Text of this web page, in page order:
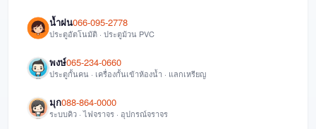
น้ำฝน066-095-2778
ประตูอัตโนมัติ · ประตูม้วน PVC
พงษ์065-234-0660
ประตูกั้นคน · เครื่องกั้นเข้าห้องน้ำ · แลกเหรียญ
มุก088-864-0000
ระบบคิว · ไฟจราจร · อุปกรณ์จราจร